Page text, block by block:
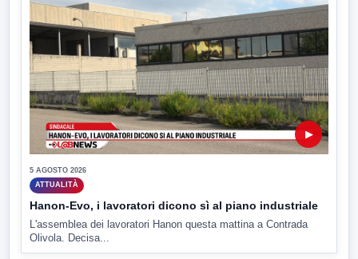
▶
5 AGOSTO 2026
ATTUALITÀ
Hanon-Evo, i lavoratori dicono sì al piano industriale
L'assemblea dei lavoratori Hanon questa mattina a Contrada
Olivola. Decisa...